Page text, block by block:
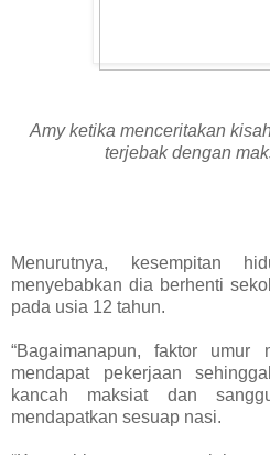
Amy ketika menceritakan
terjebak dengan
Menurutnya, kesempitan
menyebabkan dia berhenti
pada usia 12 tahun.
“Bagaimanapun, faktor umur
mendapat pekerjaan
kancah maksiat dan
mendapatkan sesuap nasi.